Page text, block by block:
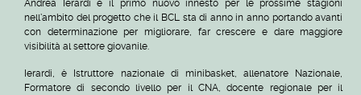
Andrea Ierardi è il primo nuovo innesto per le prossime stagioni
nell'ambito del progetto che il BCL sta di anno in anno portando avanti
con determinazione per migliorare, far crescere e dare maggiore
visibilità al settore giovanile.
Ierardi, è Istruttore nazionale di minibasket, allenatore Nazionale,
Formatore di secondo livello per il CNA, docente regionale per il